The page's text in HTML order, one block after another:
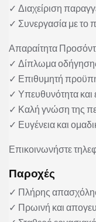
✓ Διαχείριση
✓ Συνεργασία με το
Απαραίτητα
✓ Δίπλωμα
✓ Επιθυμητή
✓ Υπευθυνότητα και
✓ Καλή γνώση της
✓ Ευγένεια και
Επικοινωνήστε
Παροχές
✓ Πλήρης
✓ Πρωινή και